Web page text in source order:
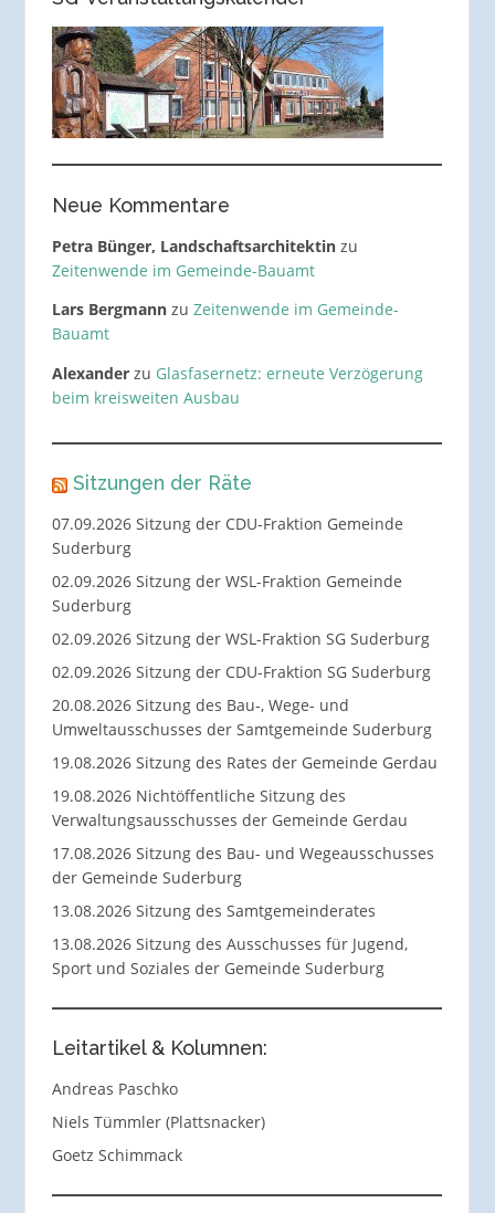
Neue Kommentare
Petra Bünger, Landschaftsarchitektinzu
Zeitenwende im Gemeinde-Bauamt
Lars Bergmannzu Zeitenwende im Gemeinde-
Bauamt
Alexanderzu Glasfasernetz: erneute Verzögerung
beim kreisweiten Ausbau
Sitzungen der Räte
07.09.2026 Sitzung der CDU-Fraktion Gemeinde
Suderburg
02.09.2026 Sitzung der WSL-Fraktion Gemeinde
Suderburg
02.09.2026 Sitzung der WSL-Fraktion SG Suderburg
02.09.2026 Sitzung der CDU-Fraktion SG Suderburg
20.08.2026 Sitzung des Bau-, Wege- und
Umweltausschusses der Samtgemeinde Suderburg
19.08.2026 Sitzung des Rates der Gemeinde Gerdau
19.08.2026 Nichtöffentliche Sitzung des
Verwaltungsausschusses der Gemeinde Gerdau
17.08.2026 Sitzung des Bau- und Wegeausschusses
der Gemeinde Suderburg
13.08.2026 Sitzung des Samtgemeinderates
13.08.2026 Sitzung des Ausschusses für Jugend,
Sport und Soziales der Gemeinde Suderburg
Leitartikel & Kolumnen:
Andreas Paschko
Niels Tümmler (Plattsnacker)
Goetz Schimmack